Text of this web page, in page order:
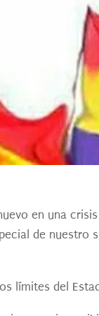
en una
de nuestro
límites del